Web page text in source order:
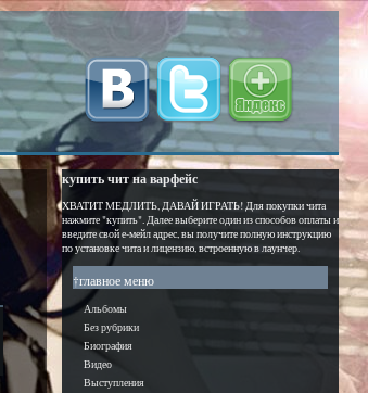
купить чит на варфейс
ХВАТИТ МЕДЛИТЬ, ДАВАЙ ИГРАТЬ! Для покупки чита
нажмите "купить". Далее выберите один из способов оплаты и
введите свой е-мейл адрес, вы получите полную инструкцию
по установке чита и лицензию, встроенную в лаунчер.
†главное меню
Альбомы
Без рубрики
Биография
Видео
Выступления